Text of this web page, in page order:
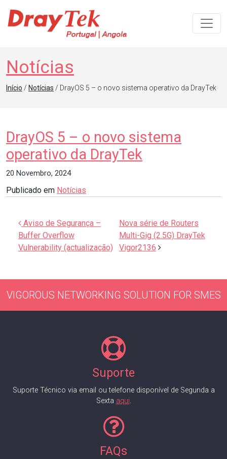
Navegação principal
Notícias
Início / Notícias / DrayOS 5 – o novo sistema operativo da DrayTek
DrayOS 5 – o novo sistema
operativo da DrayTek
20 Novembro, 2024
Publicado em Notícias
Navegação de artigos
Aviso de Segurança –
Buffer Overflow
Vulnerability (actualização)
Nova série de Routers
Multi-Gig (2.5G) DrayTek
Vigor2136
VIGOROUS NETWORKING SOLUTION FOR SMES
Suporte
Suporte Técnico via email ou telefone disponível de Segunda a
Sexta aqui.
FAQs